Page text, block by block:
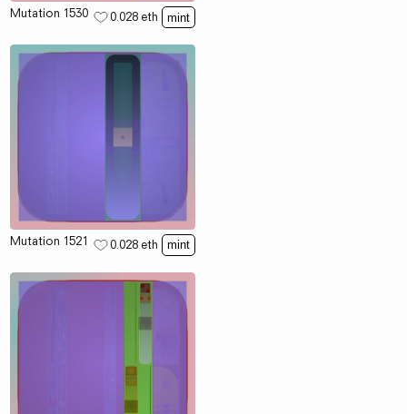
Mutation 1530 0.028 eth mint
Mutation 1521 0.028 eth mint